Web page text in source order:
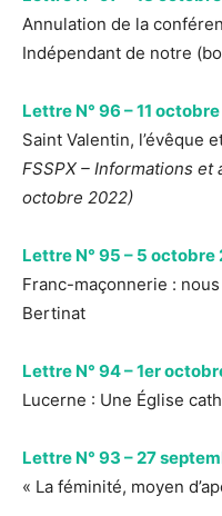
Annulation de la
Indépendant de notre
Lettre N° 96 – 11
Saint Valentin, l’évêque
FSSPX – Informations et
octobre 2022)
Lettre N° 95 – 5 octobre
Franc-maçonnerie :
Bertinat
Lettre N° 94 – 1er
Lucerne : Une Église
Lettre N° 93 – 27
« La féminité, moyen